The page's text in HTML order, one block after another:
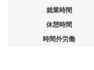
就業時間
休憩時間
時間外労働